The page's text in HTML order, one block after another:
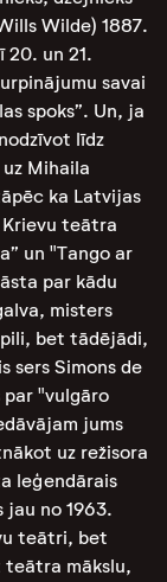
Wilde) 1887.
20. un 21.
savai
spoks”. Un, ja
līdz
Mihaila
ka Latvijas
Krievu teātra
un "Tango ar
par kādu
misters
bet tādējādi,
sers Simons de
"vulgāro
jums
uz režisora
leģendārais
jau no 1963.
teātri, bet
teātra mākslu,